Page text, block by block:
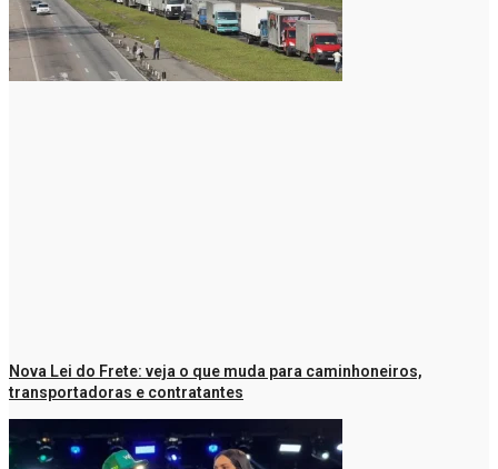
Nova Lei do Frete: veja o que muda para caminhoneiros,
transportadoras e contratantes